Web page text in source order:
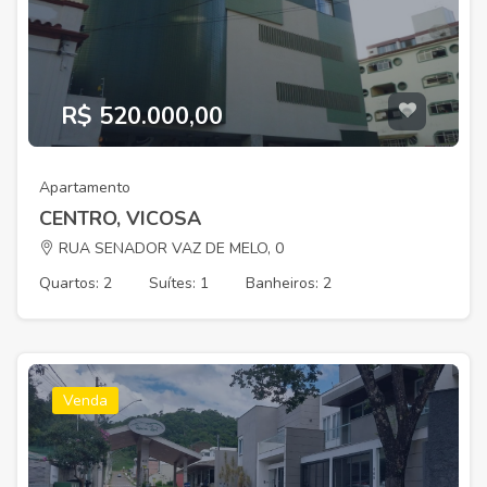
R$ 520.000,00
Apartamento
CENTRO, VICOSA
RUA SENADOR VAZ DE MELO, 0
Quartos: 2
Suítes: 1 Banheiros: 2
Venda